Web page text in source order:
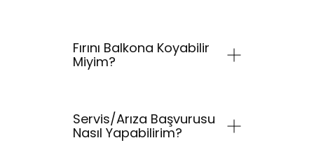
Fırını Balkona Koyabilir
Miyim?
Servis/Arıza Başvurusu
Nasıl Yapabilirim?